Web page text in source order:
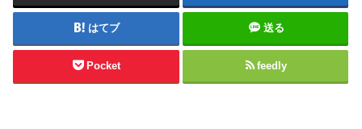
はてブ 送る
Pocket feedly